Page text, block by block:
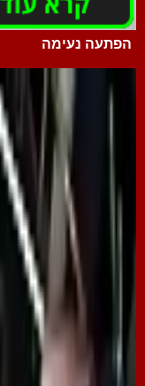
הפתעה נעימה